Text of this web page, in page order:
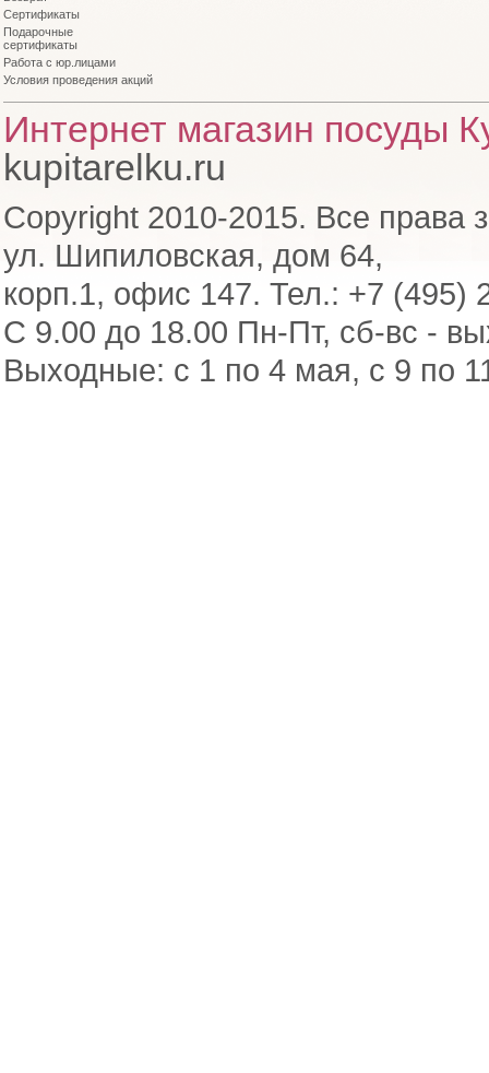
Сертификаты
Подарочные
сертификаты
Работа с юр.лицами
Условия проведения акций
Интернет магазин посуды
kupitarelku.ru
Copyright 2010-2015. Все права
ул. Шипиловская, дом 64,
корп.1, офис 147. Тел.: +7 (495)
С 9.00 до 18.00 Пн-Пт, сб-вс -
Выходные: с 1 по 4 мая, с 9 по